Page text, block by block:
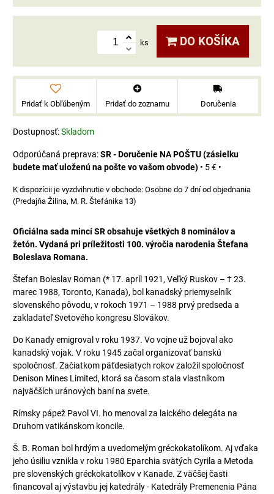
ks DO KOŠÍKA
Pridať k Obľúbeným Pridať do zoznamu Doručenia
Dostupnosť:Skladom
SR - Doručenie NA POŠTU (zásielku
budete mať uloženú na pošte vo vašom obvode) • 5 € •
Osobne do 7 dní od objednania
(Predajňa Žilina, M. R. Štefánika 13)
Oficiálna sada mincí SR obsahuje všetkých 8 nominálov a
žetón. Vydaná pri príležitosti 100. výročia narodenia Štefana
Boleslava Romana.
Štefan Boleslav Roman (* 17. apríl 1921, Veľký Ruskov – † 23.
marec 1988, Toronto, Kanada), bol kanadský priemyselník
slovenského pôvodu, v rokoch 1971 – 1988 prvý predseda a
zakladateľ Svetového kongresu Slovákov.
Do Kanady emigroval v roku 1937. Vo vojne už bojoval ako
kanadský vojak. V roku 1945 začal organizovať banskú
spoločnosť. Začiatkom päťdesiatych rokov založil spoločnosť
Denison Mines Limited, ktorá sa časom stala vlastníkom
najväčších uránových baní na svete.
Rímsky pápež Pavol VI. ho menoval za laického delegáta na
Druhom vatikánskom koncile.
Š. B. Roman bol hrdým a uvedomelým gréckokatolíkom. Aj vďaka
jeho úsiliu vznikla v roku 1980 Eparchia svätých Cyrila a Metoda
pre slovenských gréckokatolíkov v Kanade. Z väčšej časti
financoval aj výstavbu jej katedrály - Katedrály Premenenia Pána